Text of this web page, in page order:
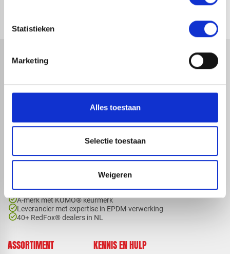
Statistieken
Marketing
Alles toestaan
Selectie toestaan
Weigeren
1-4 dagen levertijd
ASSORTIMENT KENNIS EN HULP
phone_enabled +31 416 75 02 55
info@redfoxepdm.nl
check_circleA-merk met KOMO® keurmerk
check_circleLeverancier met expertise in EPDM-verwerking
check_circle40+ RedFox® dealers in NL